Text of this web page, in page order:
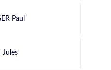
Paul
Jules